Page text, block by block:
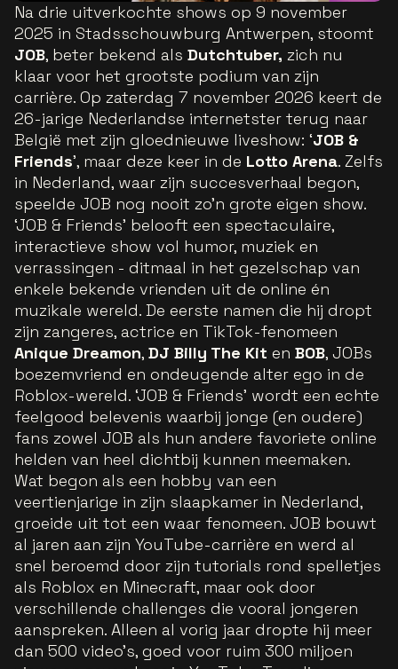
Na drie uitverkochte shows op 9 november
2025 in Stadsschouwburg Antwerpen, stoomt
JOB, beter bekend als Dutchtuber, zich nu
klaar voor het grootste podium van zijn
carrière. Op zaterdag 7 november 2026 keert de
26-jarige Nederlandse internetster terug naar
België met zijn gloednieuwe liveshow: ‘JOB &
Friends’, maar deze keer in de Lotto Arena. Zelfs
in Nederland, waar zijn succesverhaal begon,
speelde JOB nog nooit zo’n grote eigen show.
‘JOB & Friends’ belooft een spectaculaire,
interactieve show vol humor, muziek en
verrassingen - ditmaal in het gezelschap van
enkele bekende vrienden uit de online én
muzikale wereld. De eerste namen die hij dropt
zijn zangeres, actrice en TikTok-fenomeen
Anique Dreamon, DJ Billy The Kit en BOB, JOBs
boezemvriend en ondeugende alter ego in de
Roblox-wereld. ‘JOB & Friends’ wordt een echte
feelgood belevenis waarbij jonge (en oudere)
fans zowel JOB als hun andere favoriete online
helden van heel dichtbij kunnen meemaken.
Wat begon als een hobby van een
veertienjarige in zijn slaapkamer in Nederland,
groeide uit tot een waar fenomeen. JOB bouwt
al jaren aan zijn YouTube-carrière en werd al
snel beroemd door zijn tutorials rond spelletjes
als Roblox en Minecraft, maar ook door
verschillende challenges die vooral jongeren
aanspreken. Alleen al vorig jaar dropte hij meer
dan 500 video’s, goed voor ruim 300 miljoen